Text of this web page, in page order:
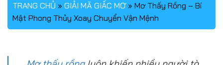
TRANG CHỦ » GIẢI MÃ GIẤC MƠ» Mơ Thấy Rồng – Bí
Mật Phong Thủy Xoay Chuyển Vận Mệnh